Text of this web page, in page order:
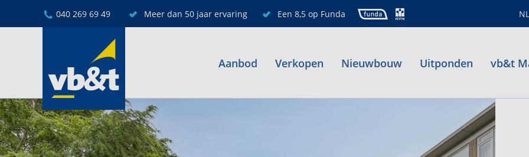
040 269 69 49 Meer dan 50 jaar ervaring Een 8,5 op Funda NL
Aanbod Verkopen Nieuwbouw Uitponden vb&t